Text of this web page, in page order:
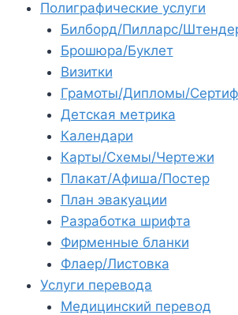
Полиграфические услуги
Билборд/Пилларс/
Брошюра/Буклет
Визитки
Грамоты/Дипломы/
Детская метрика
Календари
Карты/Схемы/Чертежи
Плакат/Афиша/Постер
План эвакуации
Разработка шрифта
Фирменные бланки
Флаер/Листовка
Услуги перевода
Медицинский перевод